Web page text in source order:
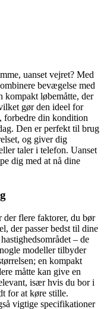
uanset vejret? Med
bevægelse med
kompakt løbemåtte, der
gør den ideel for
forbedre din kondition
Den er perfekt til brug
og giver dig
taler i telefon. Uanset
dig med at nå dine
flere faktorer, du bør
der passer bedst til dine
– de
modeller tilbyder
en kompakt
måtte kan give en
især hvis du bor i
for at køre stille.
vigtige specifikationer